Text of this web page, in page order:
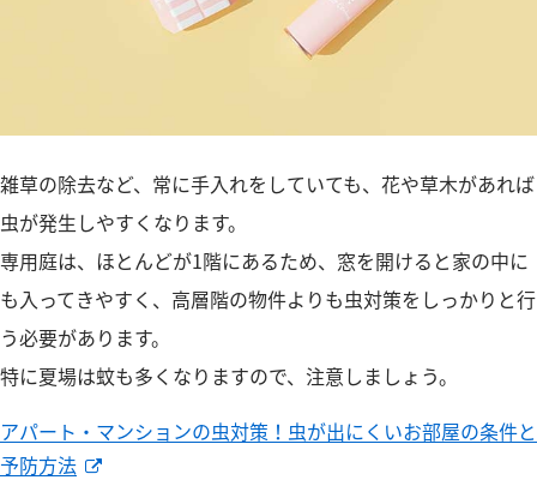
雑草の除去など、常に手入れをしていても、花や草木があれば
虫が発生しやすくなります。
専用庭は、ほとんどが1階にあるため、窓を開けると家の中に
も入ってきやすく、高層階の物件よりも虫対策をしっかりと行
う必要があります。
特に夏場は蚊も多くなりますので、注意しましょう。
アパート・マンションの虫対策！虫が出にくいお部屋の条件と
予防方法